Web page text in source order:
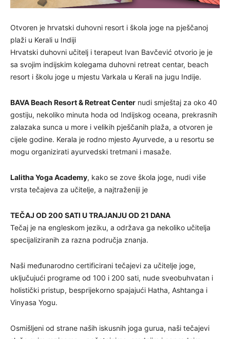
Otvoren je hrvatski duhovni resort i škola joge na pješčanoj
plaži u Kerali u Indiji
Hrvatski duhovni učitelj i terapeut Ivan Bavčević otvorio je je
sa svojim indijskim kolegama duhovni retreat centar, beach
resort i školu joge u mjestu Varkala u Kerali na jugu Indije.
BAVA Beach Resort & Retreat Center nudi smještaj za oko 40
gostiju, nekoliko minuta hoda od Indijskog oceana, prekrasnih
zalazaka sunca u more i velikih pješčanih plaža, a otvoren je
cijele godine. Kerala je rodno mjesto Ayurvede, a u resortu se
mogu organizirati ayurvedski tretmani i masaže.
Lalitha Yoga Academy, kako se zove škola joge, nudi više
vrsta tečajeva za učitelje, a najtraženiji je
TEČAJ OD 200 SATI U TRAJANJU OD 21 DANA
Tečaj je na engleskom jeziku, a održava ga nekoliko učitelja
specijaliziranih za razna područja znanja.
Naši međunarodno certificirani tečajevi za učitelje joge,
uključujući programe od 100 i 200 sati, nude sveobuhvatan i
holistički pristup, besprijekorno spajajući Hatha, Ashtanga i
Vinyasa Yogu.
Osmišljeni od strane naših iskusnih joga gurua, naši tečajevi